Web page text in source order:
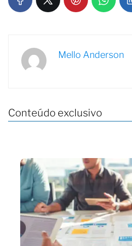
Mello Anderson
Conteúdo exclusivo